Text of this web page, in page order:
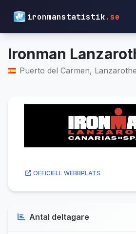
ironmanstatistik.se
Ironman
Puerto del Carmen,
OFFICIELL WEBBPLATS
Antal deltagare